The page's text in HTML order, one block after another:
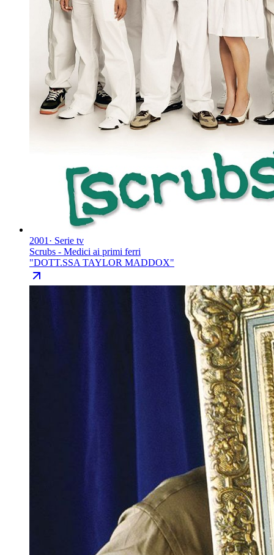
2001 · Serie tv
Scrubs - Medici ai primi ferri
"DOTT.SSA TAYLOR MADDOX"